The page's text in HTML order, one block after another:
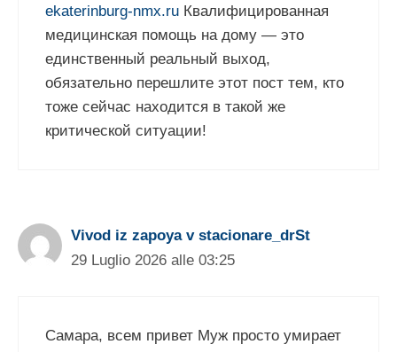
ekaterinburg-nmx.ru Квалифицированная
медицинская помощь на дому — это
единственный реальный выход,
обязательно перешлите этот пост тем, кто
тоже сейчас находится в такой же
критической ситуации!
Vivod iz zapoya v stacionare_drSt
29 Luglio 2026 alle 03:25
Самара, всем привет Муж просто умирает